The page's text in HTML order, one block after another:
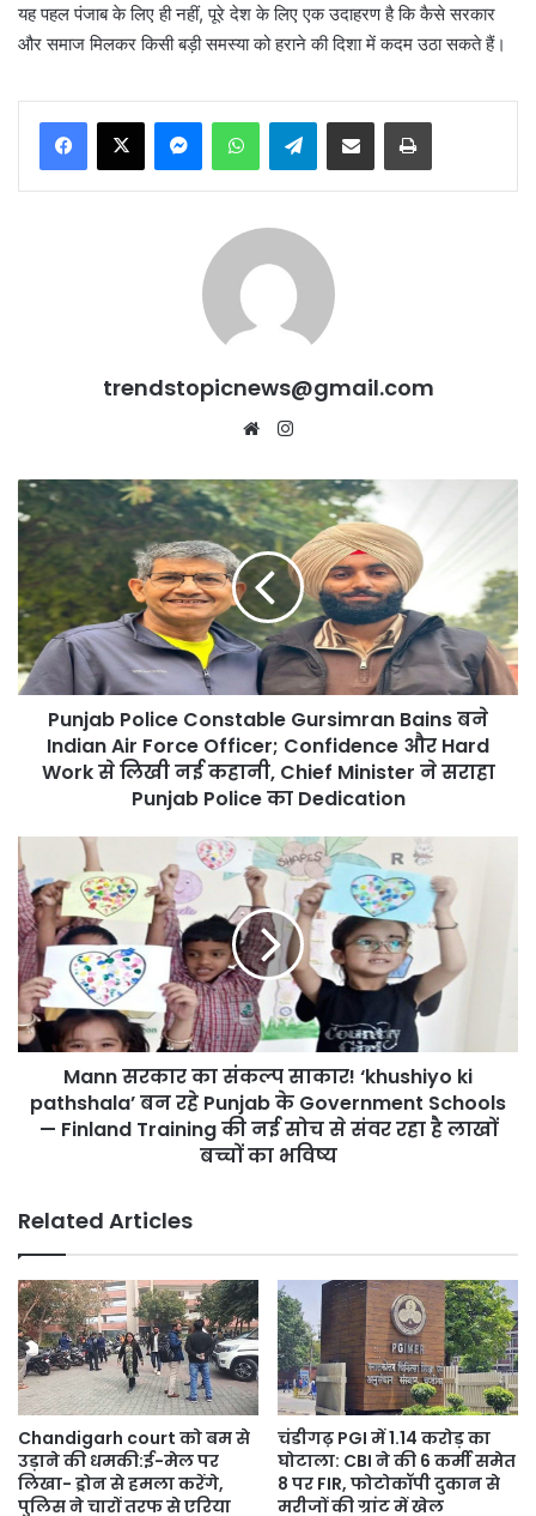
यह पहल पंजाब के लिए ही नहीं, पूरे देश के लिए एक उदाहरण है कि कैसे सरकार
और समाज मिलकर किसी बड़ी समस्या को हराने की दिशा में कदम उठा सकते हैं।
MessengerWhatsAppTelegramShare via Email Print
trendstopicnews@gmail.com
Website
Punjab
Police
Constable
Gursimran
Bains
बने
Indian
Air
Force
Officer;
Confidence
से
लिखी
नई
कहानी,
Chief
Minister
ने
सराहा
Punjab
Dedication
Punjab Police Constable Gursimran Bains बने
Indian Air Force Officer; Confidence और Hard
Work से लिखी नई कहानी, Chief Minister ने सराहा
Punjab Police का Dedication
सरकार
का
संकल्प
साकार!
‘khushiyo
ki
pathshala’
बन
Punjab
Finland
Training
नई
सोच
से
संवर
रहा
लाखों
बच्चों
का
Mann सरकार का संकल्प साकार! ‘khushiyo ki
pathshala’ बन रहे Punjab के Government Schools
— Finland Training की नई सोच से संवर रहा है लाखों
बच्चों का भविष्य
Related Articles
Chandigarh court को बम से
उड़ाने की धमकी:ई-मेल पर
लिखा- ड्रोन से हमला करेंगे,
पुलिस ने चारों तरफ से एरिया
चंडीगढ़ PGI में 1.14 करोड़ का
घोटाला: CBI ने की 6 कर्मी समेत
8 पर FIR, फोटोकॉपी दुकान से
मरीजों की ग्रांट में खेल